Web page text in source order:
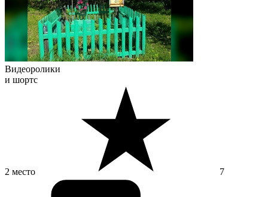
Видеоролики
и шортс
2 место 7